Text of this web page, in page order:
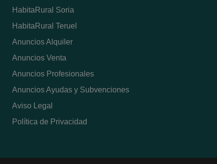
HabitaRural Soria
HabitaRural Teruel
Anuncios Alquiler
Anuncios Venta
Anuncios Profesionales
Anuncios Ayudas y Subvenciones
Aviso Legal
Política de Privacidad